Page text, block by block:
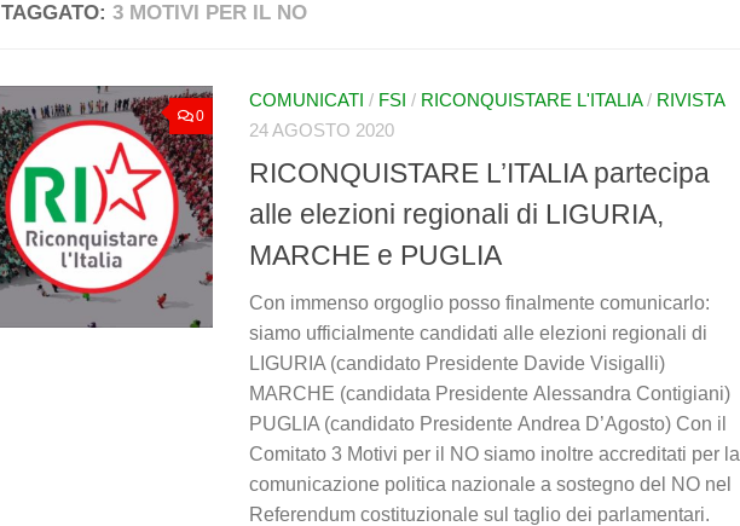
TAGGATO: 3 MOTIVI PER IL NO
0
COMUNICATI / FSI / RICONQUISTARE L'ITALIA/ RIVISTA
24 AGOSTO 2020
RICONQUISTARE L’ITALIA partecipa
alle elezioni regionali di LIGURIA,
MARCHE e PUGLIA
Con immenso orgoglio posso finalmente comunicarlo:
siamo ufficialmente candidati alle elezioni regionali di
LIGURIA (candidato Presidente Davide Visigalli)
MARCHE (candidata Presidente Alessandra Contigiani)
PUGLIA (candidato Presidente Andrea D’Agosto) Con il
Comitato 3 Motivi per il NO siamo inoltre accreditati per la
comunicazione politica nazionale a sostegno del NO nel
Referendum costituzionale sul taglio dei parlamentari.